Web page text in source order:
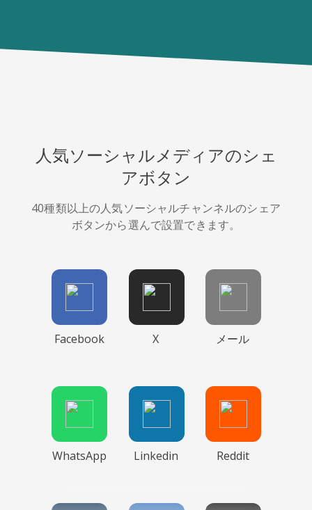
人気ソーシャルメディアのシェ
アボタン
40種類以上の人気ソーシャルチャンネルのシェア
ボタンから選んで設置できます。
Facebook X メール
WhatsApp Linkedin Reddit